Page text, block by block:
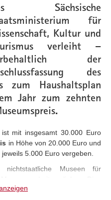
Sächsische
für
Kultur und
verleiht –
der
des
zum Haushaltsplan
Jahr zum zehnten
mit insgesamt 30.000 Euro
in Höhe von 20.000 Euro und
5.000 Euro vergeben.
Museen für
qualitätsvollen